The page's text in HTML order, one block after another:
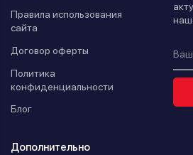
Правила использования
сайта
Договор оферты
Политика
конфиденциальности
Блог
Дополнительно